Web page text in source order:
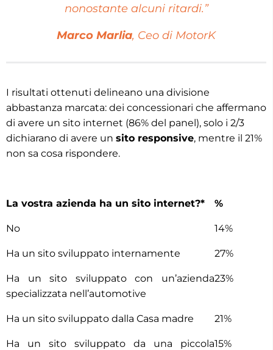
nonostante alcuni ritardi.”
Marco Marlia, Ceo di MotorK
I risultati ottenuti delineano una divisione
abbastanza marcata: dei concessionari che affermano
di avere un sito internet (86% del panel), solo i 2/3
dichiarano di avere un sito responsive, mentre il 21%
non sa cosa rispondere.
La vostra azienda ha un sito internet?* %
No 14%
Ha un sito sviluppato internamente 27%
Ha un sito sviluppato con un’azienda
specializzata nell’automotive
23%
Ha un sito sviluppato dalla Casa madre 21%
Ha un sito sviluppato da una piccola15%